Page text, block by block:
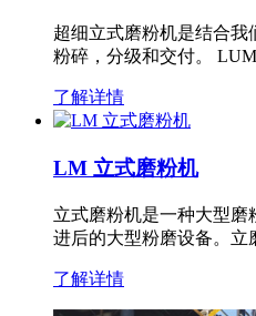
超细立式磨粉机是结合
粉碎，分级和交付。
了解详情
LM 立式磨粉机
立式磨粉机是一种大型
进后的大型粉磨设备。
了解详情